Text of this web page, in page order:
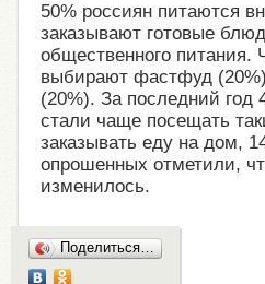
50% россиян питаются
заказывают готовые
общественного питания.
выбирают фастфуд
(20%). За последний год
стали чаще посещать
заказывать еду на дом,
опрошенных отметили,
изменилось.
Поделиться…